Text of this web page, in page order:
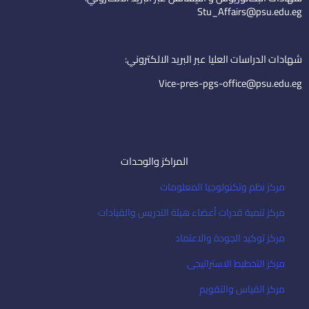
e
i
l
b
d Stu_Affairs@psu.edu.eg
شهادات الدراسات العليا عبر البريد الالكتروني:
Vice-pres-pgs-office@psu.edu.eg
المراكز والوحدات
مركز نظم وتكنولوجيا المعلومات
مركز تنمية قدرات أعضاء هيئة التدريس والقيادات
مركز توكيد الجودة والاعتماد
مركز التخطيط الاستراتيجى
مركز القياس والتقويم